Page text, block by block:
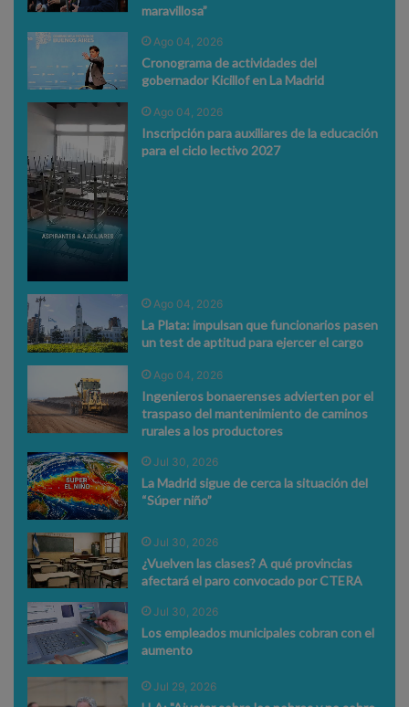
maravillosa”
Ago 04, 2026
Cronograma de actividades del
gobernador Kicillof en La Madrid
Ago 04, 2026
Inscripción para auxiliares de la educación
para el ciclo lectivo 2027
Ago 04, 2026
La Plata: impulsan que funcionarios pasen
un test de aptitud para ejercer el cargo
Ago 04, 2026
Ingenieros bonaerenses advierten por el
traspaso del mantenimiento de caminos
rurales a los productores
Jul 30, 2026
La Madrid sigue de cerca la situación del
“Súper niño”
Jul 30, 2026
¿Vuelven las clases? A qué provincias
afectará el paro convocado por CTERA
Jul 30, 2026
Los empleados municipales cobran con el
aumento
Jul 29, 2026